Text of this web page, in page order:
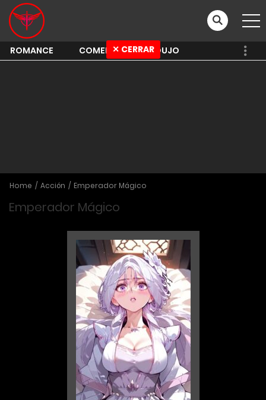
ROMANCE COMEDY SHOUJO
Home Acción Emperador Mágico
Emperador Mágico
✕ CERRAR